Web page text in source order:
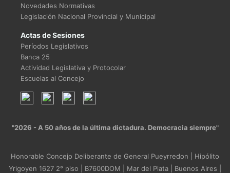
Novedades Normativas
Legislación Nacional Provincial y Municipal
Actas de Sesiones
Períodos Legislativos
Banca 25
Actividad Legislativa y Protocolar
Escuelas al Concejo
"2026 - A 50 años de la última dictadura. Democracia siempre"
Honorable Concejo Deliberante de General Pueyrredon | Hipólito
Yrigoyen 1627 2° piso | B7600DOM | Mar del Plata | Buenos Aires |